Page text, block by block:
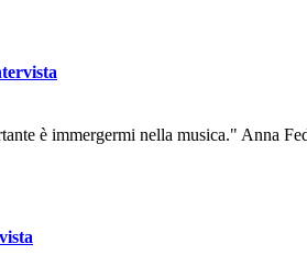
è immergermi nella musica." Anna